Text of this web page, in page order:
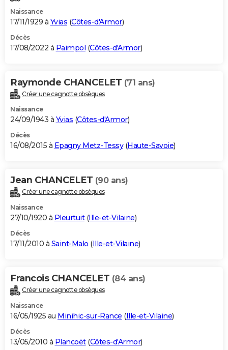
Naissance
17/11/1929 à Yvias (Côtes-d'Armor)
Décès
17/08/2022 à Paimpol (Côtes-d'Armor)
Raymonde CHANCELET (71 ans)
Créer une cagnotte obsèques
Naissance
24/09/1943 à Yvias (Côtes-d'Armor)
Décès
16/08/2015 à Epagny Metz-Tessy(Haute-Savoie)
Jean CHANCELET (90 ans)
Créer une cagnotte obsèques
Naissance
27/10/1920 à Pleurtuit(Ille-et-Vilaine)
Décès
17/11/2010 à Saint-Malo (Ille-et-Vilaine)
Francois CHANCELET (84 ans)
Créer une cagnotte obsèques
Naissance
16/05/1925 au Minihic-sur-Rance (Ille-et-Vilaine)
Décès
13/05/2010 à Plancoët(Côtes-d'Armor)